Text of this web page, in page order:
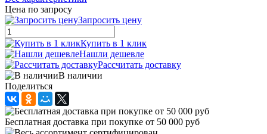
Цена по запросу
Запросить цену
Купить в 1 клик
Нашли дешевле
Рассчитать доставку
В наличии
Поделиться
Бесплатная доставка при покупке от 50 000 руб